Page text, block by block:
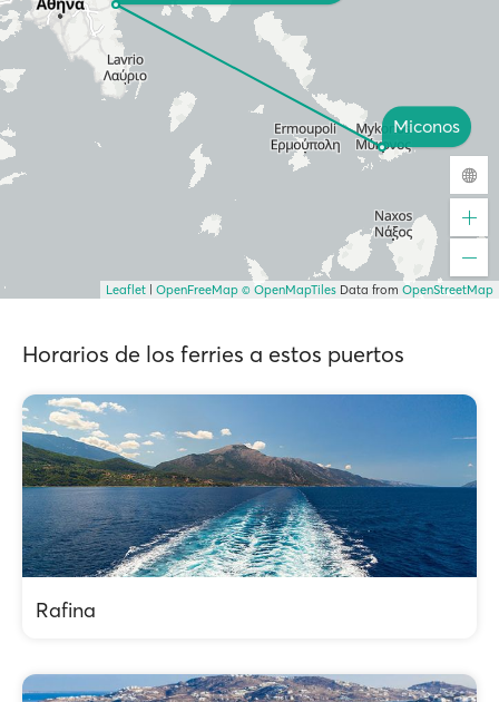
Miconos
Leaflet OpenFreeMap © OpenMapTiles Data from OpenStreetMap
Horarios de los ferries a estos puertos
Rafina